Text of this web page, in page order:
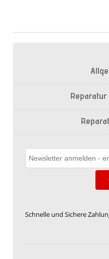
Schnelle und Sichere